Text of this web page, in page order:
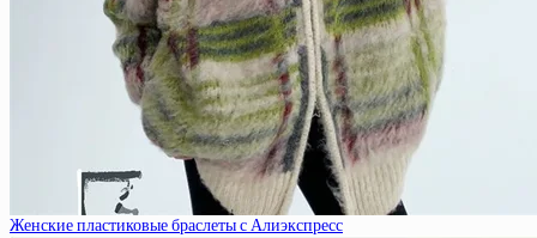
Женские пластиковые браслеты с Алиэкспресс